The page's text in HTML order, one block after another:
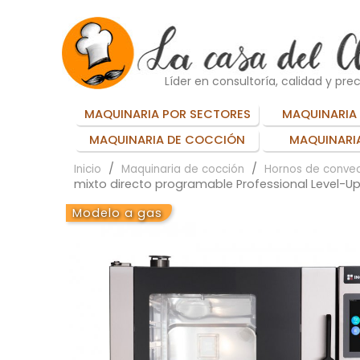
Líder en consultoría, calidad y
MAQUINARIA POR SECTORES
MAQUINARIA
MAQUINARIA DE COCCIÓN
Inicio Maquinaria de cocción Hornos de
mixto directo programable Professional Level-Up
Modelo a gas